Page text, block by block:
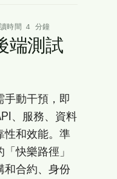
時間 4 分鐘
端測試
手動干預，即
、服務、資料
性和效能。準
快樂路徑」
和合約、身份